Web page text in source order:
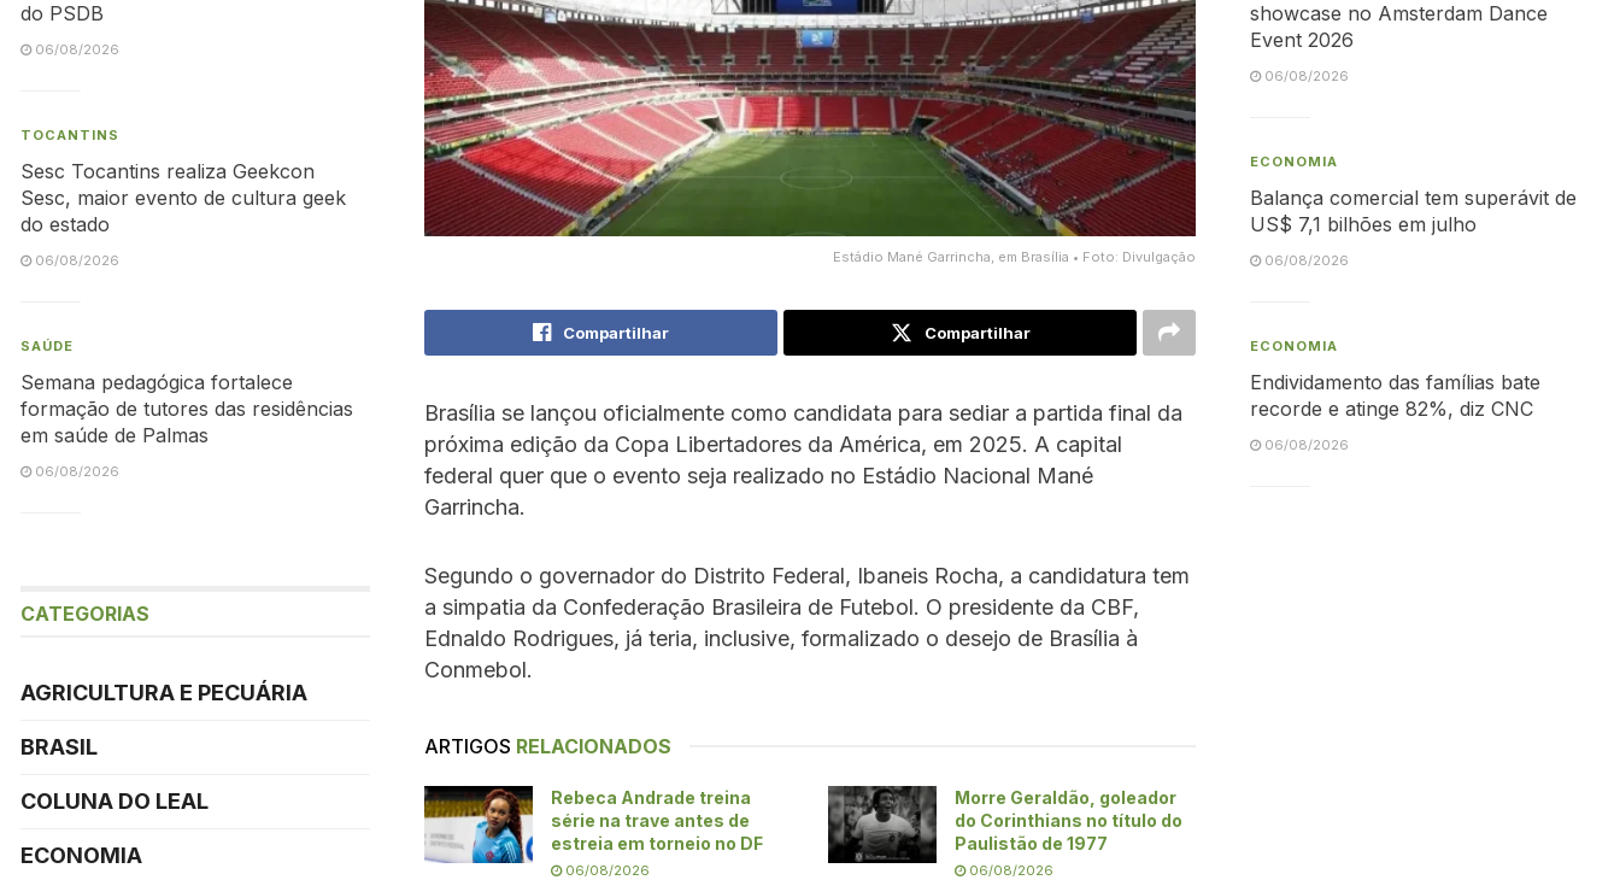
Estádio Mané Garrincha, em Brasília • Foto: Divulgação
Compartilhar Compartilhar
Brasília se lançou oficialmente como candidata para sediar a partida final da
próxima edição da Copa Libertadores da América, em 2025. A capital
federal quer que o evento seja realizado no Estádio Nacional Mané
Garrincha.
Segundo o governador do Distrito Federal, Ibaneis Rocha, a candidatura tem
a simpatia da Confederação Brasileira de Futebol. O presidente da CBF,
Ednaldo Rodrigues, já teria, inclusive, formalizado o desejo de Brasília à
Conmebol.
ARTIGOS RELACIONADOS
Rebeca Andrade treina
série na trave antes de
estreia em torneio no DF
06/08/2026
Morre Geraldão, goleador
do Corinthians no título do
Paulistão de 1977
06/08/2026
do PSDB
06/08/2026
TOCANTINS
Sesc Tocantins realiza Geekcon
Sesc, maior evento de cultura geek
do estado
06/08/2026
SAÚDE
Semana pedagógica fortalece
formação de tutores das residências
em saúde de Palmas
06/08/2026
CATEGORIAS
AGRICULTURA E PECUÁRIA
BRASIL
COLUNA DO LEAL
ECONOMIA
showcase no Amsterdam Dance
Event 2026
06/08/2026
ECONOMIA
Balança comercial tem superávit de
US$ 7,1 bilhões em julho
06/08/2026
ECONOMIA
Endividamento das famílias bate
recorde e atinge 82%, diz CNC
06/08/2026